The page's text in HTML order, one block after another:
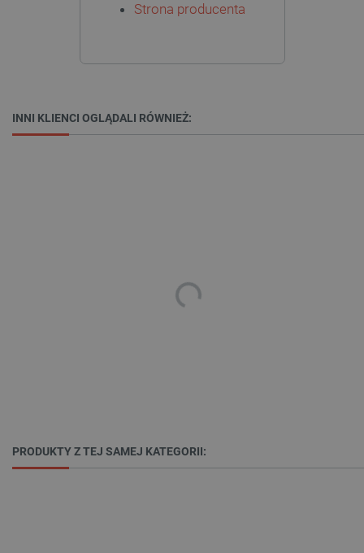
Strona producenta
INNI KLIENCI OGLĄDALI RÓWNIEŻ:
PRODUKTY Z TEJ SAMEJ KATEGORII:
Wydajność
Funkcjonalność